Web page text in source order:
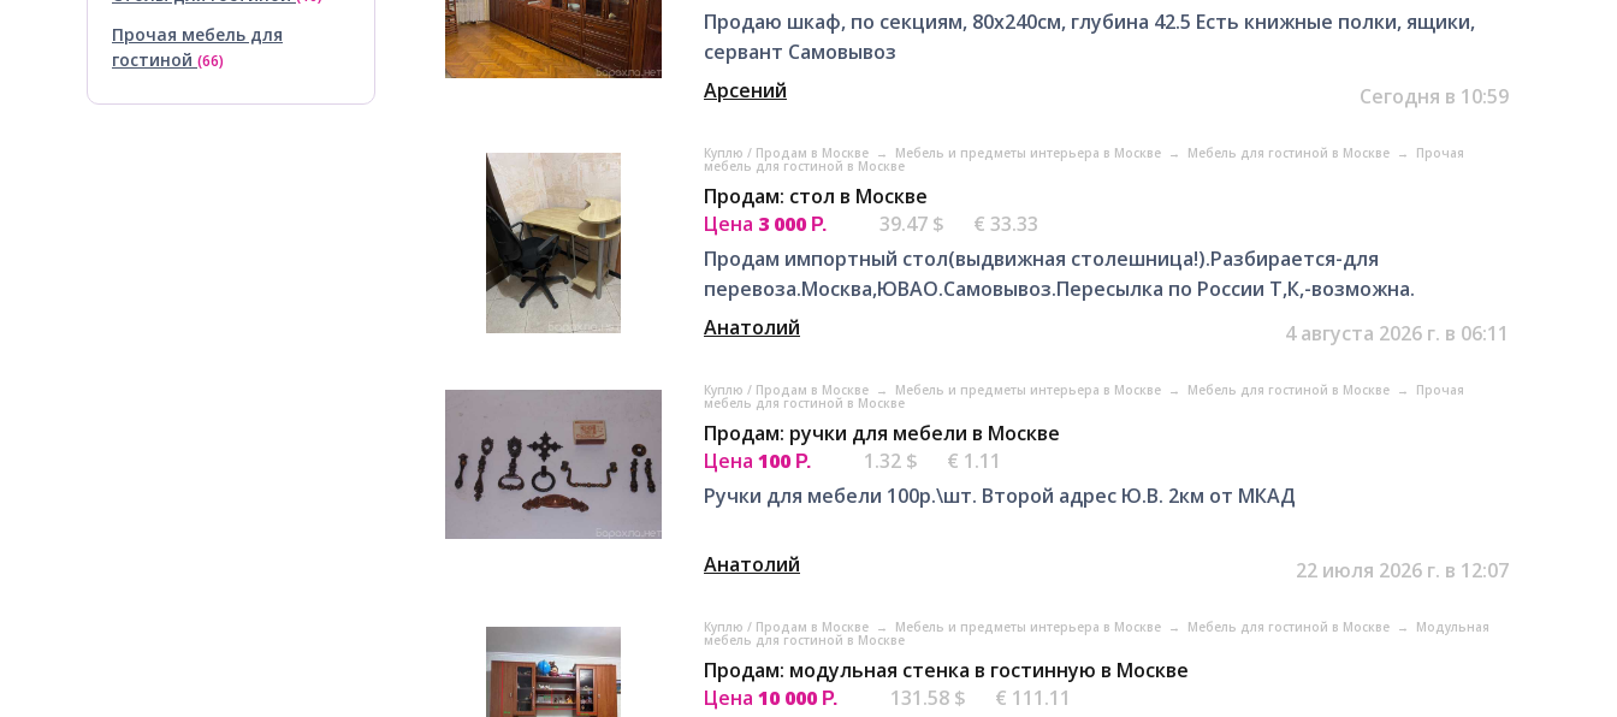
Прочая мебель для
гостиной (66)
Продаю шкаф, по секциям, 80x240см, глубина 42.5 Есть книжные полки, ящики,
сервант Самовывоз
Арсений
Сегодня в 10:59
Куплю / Продам в Москве → Мебель и предметы интерьера в Москве → Мебель для гостиной в Москве → Прочая
мебель для гостиной в Москве
Продам: стол в Москве
Цена 3 000 Р. 39.47 $
€ 33.33
Продам импортный стол(выдвижная столешница!).Разбирается-для
перевоза.Москва,ЮВАО.Самовывоз.Пересылка по России Т,К,-возможна.
Анатолий
4 августа 2026 г. в 06:11
Куплю / Продам в Москве → Мебель и предметы интерьера в Москве → Мебель для гостиной в Москве → Прочая
мебель для гостиной в Москве
Продам: ручки для мебели в Москве
Цена 100 Р. 1.32 $
€ 1.11
Ручки для мебели 100р.\шт. Второй адрес Ю.В. 2км от МКАД
Анатолий 22 июля 2026 г. в 12:07
Куплю / Продам в Москве → Мебель и предметы интерьера в Москве → Мебель для гостиной в Москве → Модульная
мебель для гостиной в Москве
Продам: модульная стенка в гостинную в Москве
Цена 10 000 Р. 131.58 $
€ 111.11